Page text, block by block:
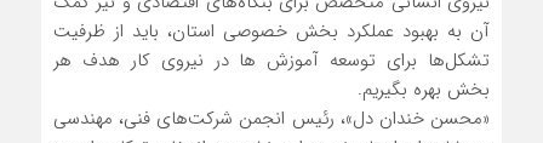
آن به بهبود عملکرد بخش خصوصی استان، باید از ظرفیت
تشکل‌ها برای توسعه آموزش ها در نیروی کار هدف هر
بخش بهره بگیریم.
«محسن خندان دل»، رئیس انجمن شرکت‌های فنی، مهندسی